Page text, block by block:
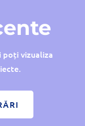
poți vizualiza